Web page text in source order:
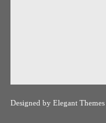
Designed by Elegant Themes